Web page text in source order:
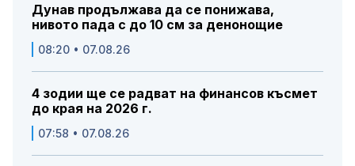
Дунав продължава да се понижава,
нивото пада с до 10 см за денонощие
08:20 • 07.08.26
4 зодии ще се радват на финансов късмет
до края на 2026 г.
07:58 • 07.08.26